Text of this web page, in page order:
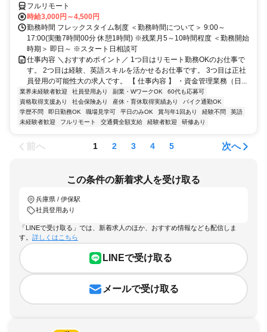
フルリモート
時給3,000円～4,500円
勤務時間 フレックスタイム制度 ＜勤務時間について＞ 9:00～
17:00(実働7時間00分 休憩1時間) ※残業月5～10時間程度 ＜勤務開始
時期＞ 即日～ ※スタート日相談可
仕事内容 ＼おすすめポイント／ 1つ目はリモート勤務OKのお仕事で
す。 2つ目は経験、英語スキルを活かせるお仕事です。 3つ目は正社
員登用の可能性大の求人です。 【 仕事内容 】 ・資金管理業務（日...
業界未経験者歓迎 社員登用あり 副業・WワークOK
60代も応募可
資格取得支援あり
社会保険あり 産休・育休取得実績あり
バイク通勤OK
学歴不問
即日勤務OK 職場見学可 平日のみOK 賞与年1回あり 経験不問
英語
未経験者歓迎
フルリモート 交通費全額支給 経験者歓迎 研修あり
前へ 1 2 3 4 5 次へ
この条件の新着求人を受け取る
兵庫県 / 伊保駅
社員登用あり
「LINEで受け取る」では、新着求人のほか、おすすめ情報なども配信しま
す。 詳しくはこちら
LINEで受け取る
メールで受け取る